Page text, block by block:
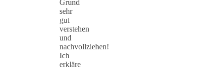
Grund
sehr
gut
verstehen
und
nachvollziehen!
Ich
erkläre